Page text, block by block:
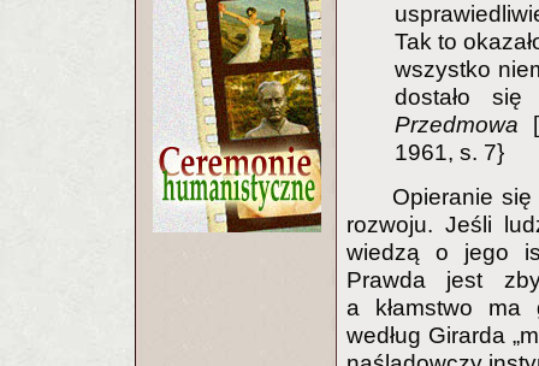
Tak to
wszystko
dostało się
Przedmowa
1961, s. 7}
Opieranie się
rozwoju. Jeśli
wiedzą o jego
Prawda jest
a kłamstwo ma
według Girarda